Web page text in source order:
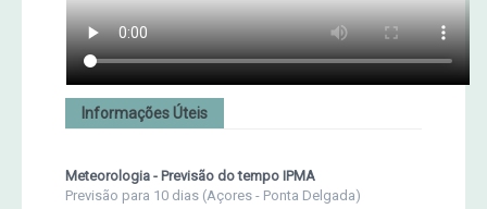
Informações Úteis
Meteorologia - Previsão do tempo IPMA
Previsão para 10 dias (Açores - Ponta Delgada)